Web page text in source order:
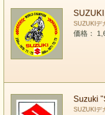
SUZUKIデ
価格：
Suzuki
SUZUKIデ